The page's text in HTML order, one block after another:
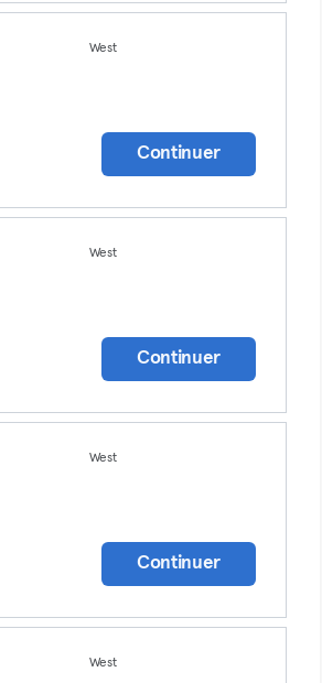
West
Continuer
West
Continuer
West
Continuer
West